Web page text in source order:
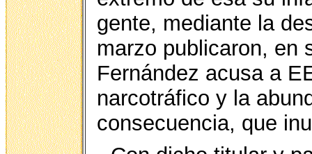
gente, mediante la
marzo publicaron, en
Fernández acusa a
narcotráfico y la
consecuencia, que